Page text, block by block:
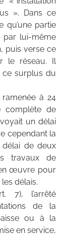
». Dans ce
qu’une partie
par lui-même
puis verse ce
le réseau. Il
ce surplus du
à 24
complète de
un délai
cependant la
délai de deux
travaux de
œuvre pour
délais.
7), l’arrêté
de la
ou à la
en service,